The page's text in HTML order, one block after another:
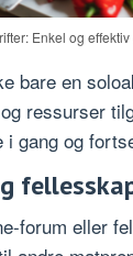
Enkel og
bare en
ressurser
i gang og
forum eller